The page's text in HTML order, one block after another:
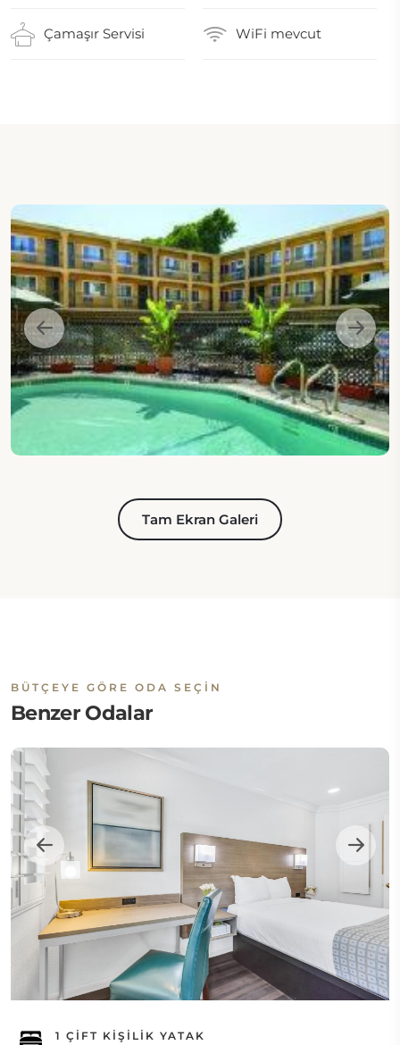
Çamaşır Servisi WiFi mevcut
Tam Ekran Galeri
BÜTÇEYE GÖRE ODA SEÇIN
Benzer Odalar
1 ÇIFT KIŞILIK YATAK